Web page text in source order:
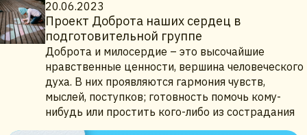
20.06.2023
Проект Доброта наших сердец в
подготовительной группе
Доброта и милосердие – это высочайшие
нравственные ценности, вершина человеческого
духа. В них проявляются гармония чувств,
мыслей, поступков; готовность помочь кому-
нибудь или простить кого-либо из сострадания